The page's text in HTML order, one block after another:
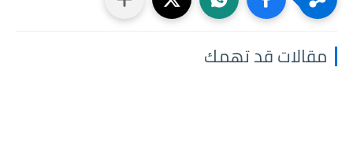
مقالات قد تهمك